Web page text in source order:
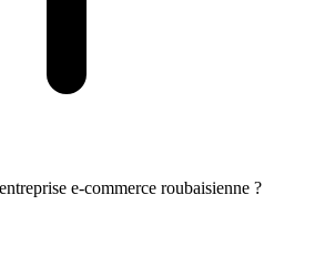
e-commerce roubaisienne ?